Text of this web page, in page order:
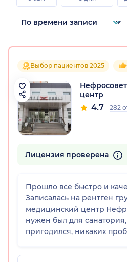
Выбор пациентов 2025
центр
4.7 282
Лицензия проверена
Прошло все быстро и
Записалась на рентген
медицинский центр
нужен был для
пригодился, никаких